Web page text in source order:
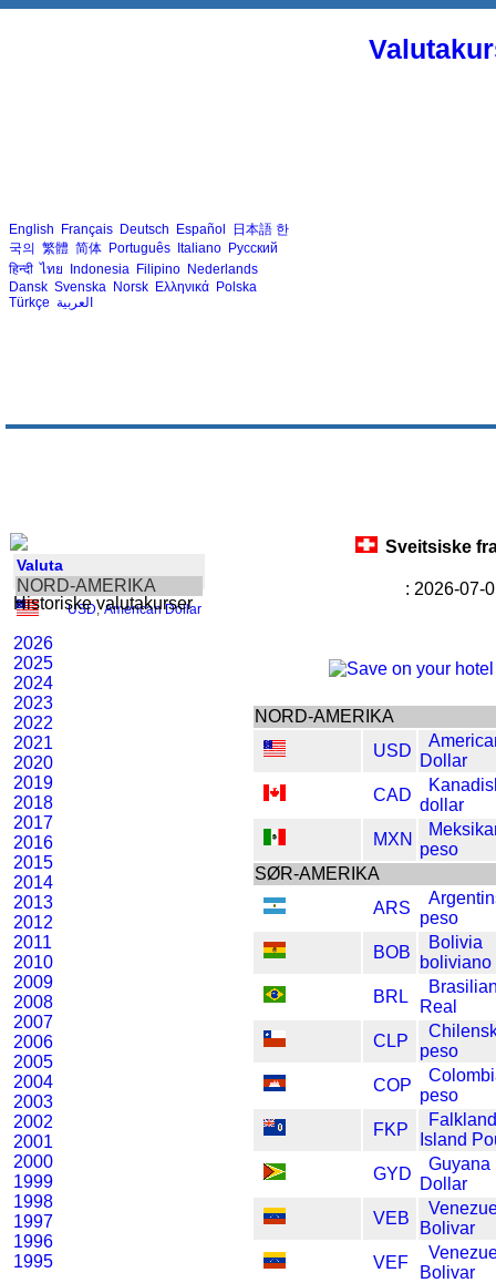
English Français Deutsch Español 日本語 한
국의 繁體 简体 Português Italiano Русский
हिन्दी ไทย Indonesia Filipino Nederlands
Dansk Svenska Norsk Ελληνικά Polska
Türkçe العربية
Valuta
NORD-AMERIKA
USD, American Dollar
Historiske valutakurser
2026
2025
2024
2023
2022
2021
2020
2019
2018
2017
2016
2015
2014
2013
2012
2011
2010
2009
2008
2007
2006
2005
2004
2003
2002
2001
2000
1999
1998
1997
1996
1995
Sveitsiske
: 2026-07-
NORD-AMERIKA
USD
Dollar
CAD
dollar
MXN
peso
SØR-AMERIKA
ARS
peso
BOB
Bolivia
boliviano
BRL
Real
CLP
peso
COP
peso
FKP
Falkland
Island
GYD
Guyana
Dollar
VEB
Bolivar
VEF
Bolivar